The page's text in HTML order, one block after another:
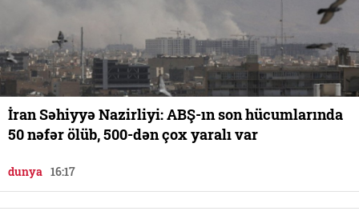
İran Səhiyyə Nazirliyi: ABŞ-ın son hücumlarında
50 nəfər ölüb, 500-dən çox yaralı var
dunya 16:17